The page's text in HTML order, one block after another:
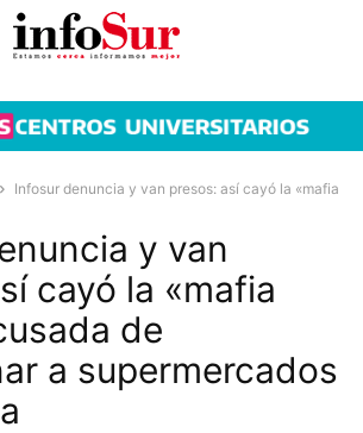
Infosur denuncia y van presos: así cayó la «mafia
y van
cayó la «mafia
de
a supermercados